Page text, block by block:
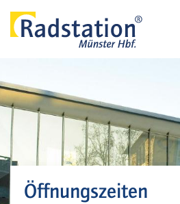
Direkt
zum
Hauptnavigation
Öffnungszeiten